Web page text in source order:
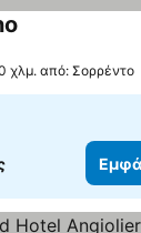
χλμ. από: Σορρέντο